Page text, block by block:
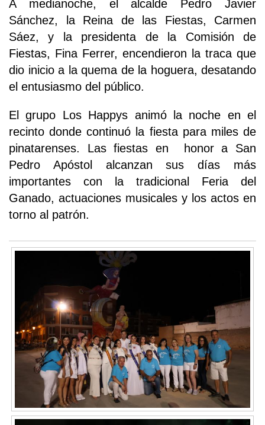
A medianoche, el alcalde Pedro Javier
Sánchez, la Reina de las Fiestas, Carmen
Sáez, y la presidenta de la Comisión de
Fiestas, Fina Ferrer, encendieron la traca que
dio inicio a la quema de la hoguera, desatando
el entusiasmo del público.
El grupo Los Happys animó la noche en el
recinto donde continuó la fiesta para miles de
pinatarenses. Las fiestas en honor a San
Pedro Apóstol alcanzan sus días más
importantes con la tradicional Feria del
Ganado, actuaciones musicales y los actos en
torno al patrón.